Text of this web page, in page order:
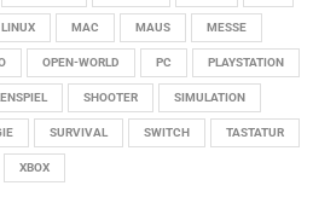
LINUX MAC MAUS MESSE
OPEN-WORLD PC PLAYSTATION
SHOOTER SIMULATION
SURVIVAL SWITCH TASTATUR
XBOX